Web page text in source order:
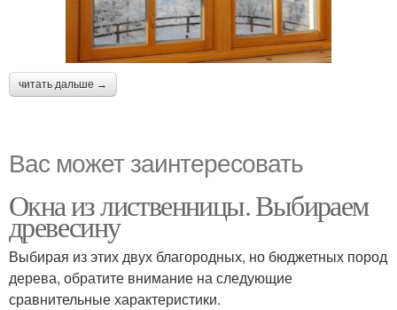
читать дальше →
Вас может заинтересовать
Окна из лиственницы. Выбираем
древесину
Выбирая из этих двух благородных, но бюджетных пород
дерева, обратите внимание на следующие
сравнительные характеристики.